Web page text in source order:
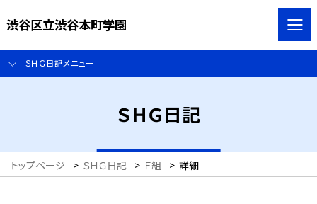
渋谷区立渋谷本町学園
ＳＨＧ日記メニュー
ＳＨＧ日記
トップページ > ＳＨＧ日記 > Ｆ組 > 詳細